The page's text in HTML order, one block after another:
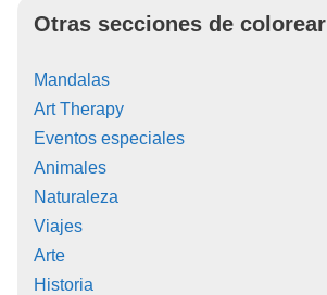
Otras secciones de colorear
Mandalas
Art Therapy
Eventos especiales
Animales
Naturaleza
Viajes
Arte
Historia